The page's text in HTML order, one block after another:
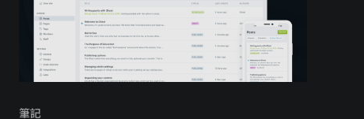
筆記